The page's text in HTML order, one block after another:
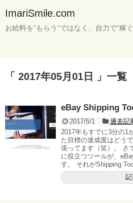
ImariSmile.com
お給料を”もらう”ではなく、自力で”稼
「 2017年05月01日 」一覧
eBay Shipping
2017/5/1
過去記
2017年もすでに3分の1
た目標の達成度はどう
張ってます（笑）。 さ
に役立つツールが、
す。 それがShipping